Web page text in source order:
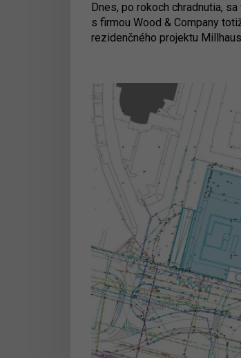
Dnes, po rokoch chradnutia,
s firmou Wood & Company
rezidenčného projektu